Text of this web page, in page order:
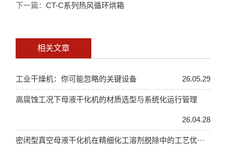
下一篇：CT-C系列热风循环烘箱
相关文章
工业干燥机：你可能忽略的关键设备 26.05.29
高腐蚀工况下母液干化机的材质选型与系统化运行管理
26.04.28
密闭型真空母液干化机在精细化工溶剂脱除中的工艺优···